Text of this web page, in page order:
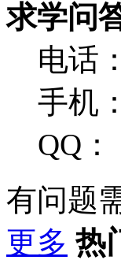
求学问
电话
手机
QQ：
有问题
更多 热